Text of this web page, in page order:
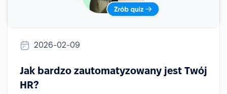
2026-02-09
Jak bardzo zautomatyzowany jest Twój
HR?